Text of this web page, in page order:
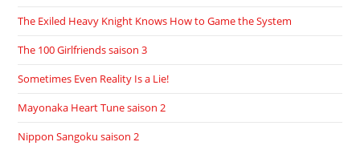
The Exiled Heavy Knight Knows How to Game the System
The 100 Girlfriends saison 3
Sometimes Even Reality Is a Lie!
Mayonaka Heart Tune saison 2
Nippon Sangoku saison 2